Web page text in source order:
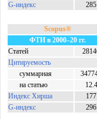
G-индекс
285
Scopus®
ФТИ в 2000–20 гг.
Статей
Цитируемость
суммарная
на статью
12.4
Индекс Хирша
177
G-индекс
296